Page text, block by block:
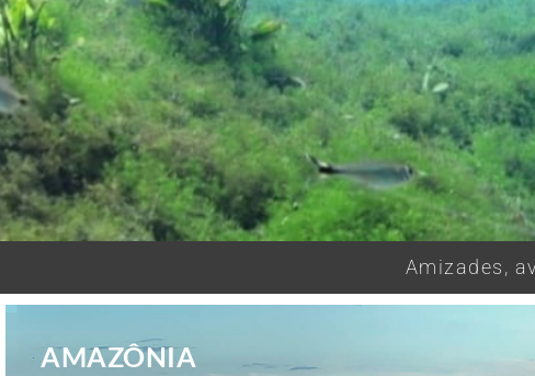
Amizades,
AMAZÔNIA